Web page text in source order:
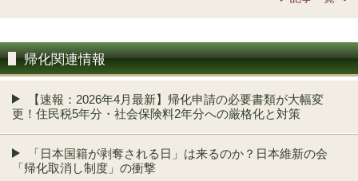
帰化関連情報
【速報：2026年4月最新】帰化申請の必要書類が大幅変
更！住民税5年分・社会保険料2年分への厳格化と対策
「日本国籍が剥奪される日」は来るのか？日本維新の会
「帰化取消し制度」の衝撃